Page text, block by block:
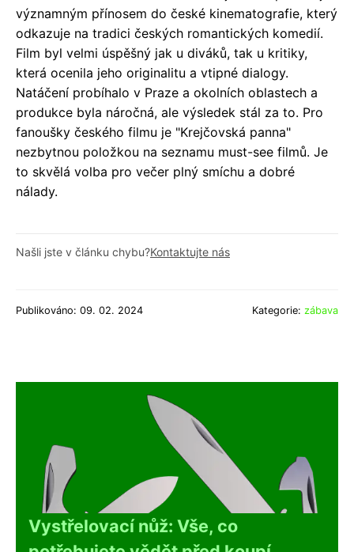
významným přínosem do české kinematografie, který
odkazuje na tradici českých romantických komedií.
Film byl velmi úspěšný jak u diváků, tak u kritiky,
která ocenila jeho originalitu a vtipné dialogy.
Natáčení probíhalo v Praze a okolních oblastech a
produkce byla náročná, ale výsledek stál za to. Pro
fanoušky českého filmu je "Krejčovská panna"
nezbytnou položkou na seznamu must-see filmů. Je
to skvělá volba pro večer plný smíchu a dobré
nálady.
Našli jste v článku chybu?Kontaktujte nás
Publikováno: 09. 02. 2024 Kategorie: zábava
Vystřelovací nůž: Vše, co